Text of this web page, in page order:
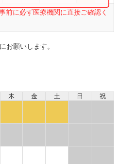
前に必ず医療機関に直接ご確認く
お願いします。
木 金 土 日 祝